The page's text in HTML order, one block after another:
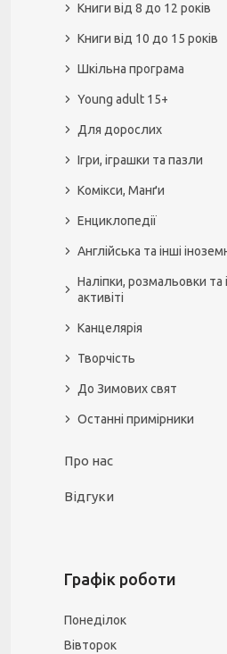
Книги від 8 до 12 років
Книги від 10 до 15 років
Шкільна програма
Young adult 15+
Для дорослих
Ігри, іграшки та пазли
Комікси, Манґи
Енциклопедії
Англійська та інші
Наліпки, розмальовки та
активіті
Канцелярія
Творчість
До Зимових свят
Останні примірники
Про нас
Відгуки
Графік роботи
Понеділок
Вівторок